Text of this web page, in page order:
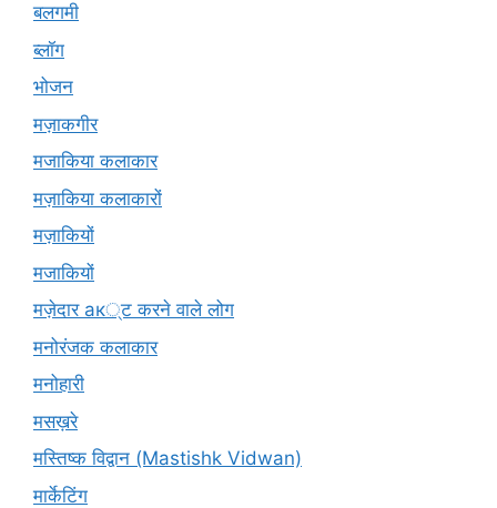
बलगमी
ब्लॉग
भोजन
मज़ाकगीर
मजाकिया कलाकार
मज़ाकिया कलाकारों
मज़ाकियों
मजाकियों
मज़ेदार ак्ट करने वाले लोग
मनोरंजक कलाकार
मनोहारी
मसख़रे
मस्तिष्क विद्वान (Mastishk Vidwan)
मार्केटिंग